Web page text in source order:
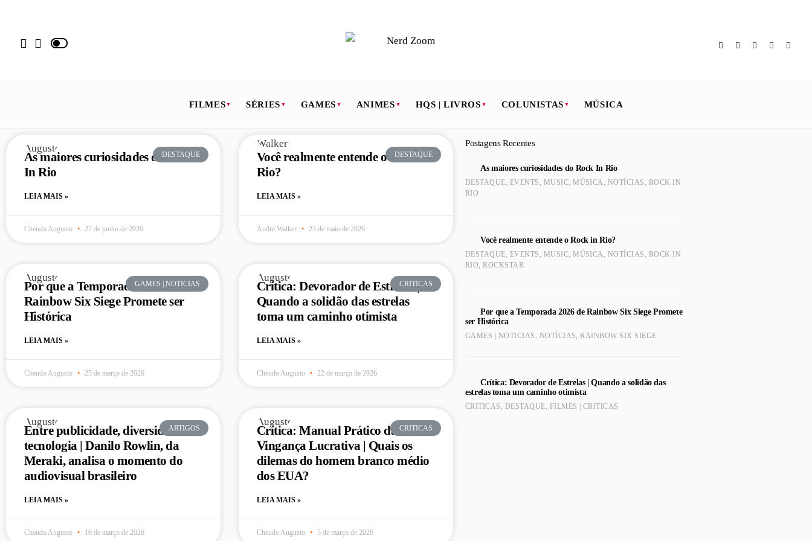
FILMES SÉRIES GAMES ANIMES HQS | LIVROS COLUNISTAS MÚSICA
DESTAQUE
As maiores curiosidades do Rock
In Rio
LEIA MAIS »
Cheudo Augusto 27 de junho de 2026
DESTAQUE
Você realmente entende o Rock in
Rio?
LEIA MAIS »
André Walker 23 de maio de 2026
GAMES | NOTICIAS
Por que a Temporada 2026 de
Rainbow Six Siege Promete ser
Histórica
LEIA MAIS »
Cheudo Augusto 25 de março de 2026
CRITICAS
Crítica: Devorador de Estrelas |
Quando a solidão das estrelas
toma um caminho otimista
LEIA MAIS »
Cheudo Augusto 22 de março de 2026
ARTIGOS
Entre publicidade, diversidade e
tecnologia | Danilo Rowlin, da
Meraki, analisa o momento do
audiovisual brasileiro
LEIA MAIS »
Cheudo Augusto 16 de março de 2026
CRITICAS
Crítica: Manual Prático da
Vingança Lucrativa | Quais os
dilemas do homem branco médio
dos EUA?
LEIA MAIS »
Cheudo Augusto 5 de março de 2026
Postagens Recentes
As maiores curiosidades do Rock In Rio
DESTAQUE, EVENTS , MUSIC,MÚSICA , NOTÍCIAS , ROCK IN
RIO
Você realmente entende o Rock in Rio?
DESTAQUE, EVENTS , MUSIC,MÚSICA , NOTÍCIAS , ROCK IN
RIO,ROCKSTAR
Por que a Temporada 2026 de Rainbow Six Siege Promete
ser Histórica
GAMES | NOTICIAS , NOTÍCIAS,RAINBOW SIX SIEGE
Crítica: Devorador de Estrelas | Quando a solidão das
estrelas toma um caminho otimista
CRITICAS , DESTAQUE, FILMES | CRITICAS